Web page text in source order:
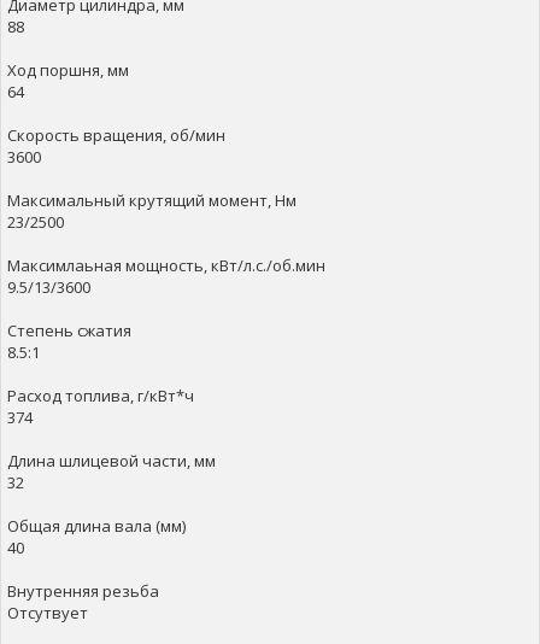
Диаметр цилиндра, мм
88
Ход поршня, мм
64
Скорость вращения, об/мин
3600
Максимальный крутящий момент, Нм
23/2500
Максимлаьная мощность, кВт/л.с./об.мин
9.5/13/3600
Степень сжатия
8.5:1
Расход топлива, г/кВт*ч
374
Длина шлицевой части, мм
32
Общая длина вала (мм)
40
Внутренняя резьба
Отсутвует